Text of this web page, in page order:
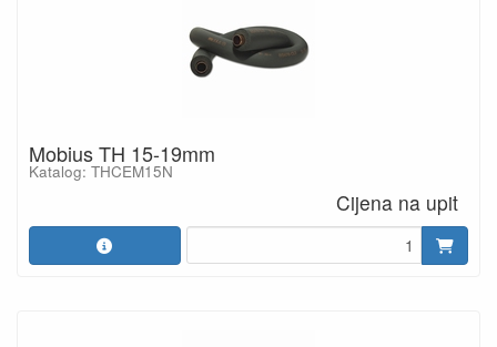
Mobius TH 15-19mm
Katalog: THCEM15N
Cijena na upit